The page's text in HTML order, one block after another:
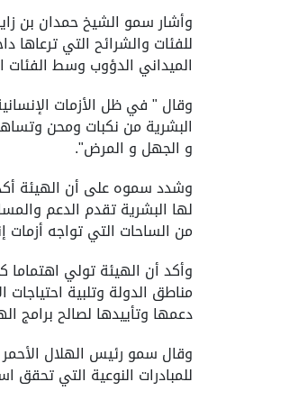
وأشار سمو الشيخ حمدان بن
للفئات والشرائح التي ترعاها
الميداني الدؤوب وسط الفئات
وقال " في ظل الأزمات
البشرية من نكبات ومحن
و الجهل و المرض".
وشدد سموه على أن الهيئة
لها البشرية تقدم الدعم
من الساحات التي تواجه أزمات
وأكد أن الهيئة تولي
مناطق الدولة وتلبية
دعمها وتأييدها لصالح برامج
وقال سمو رئيس الهلال الأحمر
للمبادرات النوعية التي